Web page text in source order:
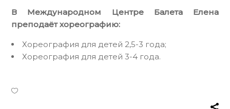
В Международном Центре Балета Елена
преподаёт хореографию:
Хореография для детей 2,5-3 года;
Хореография для детей 3-4 года.